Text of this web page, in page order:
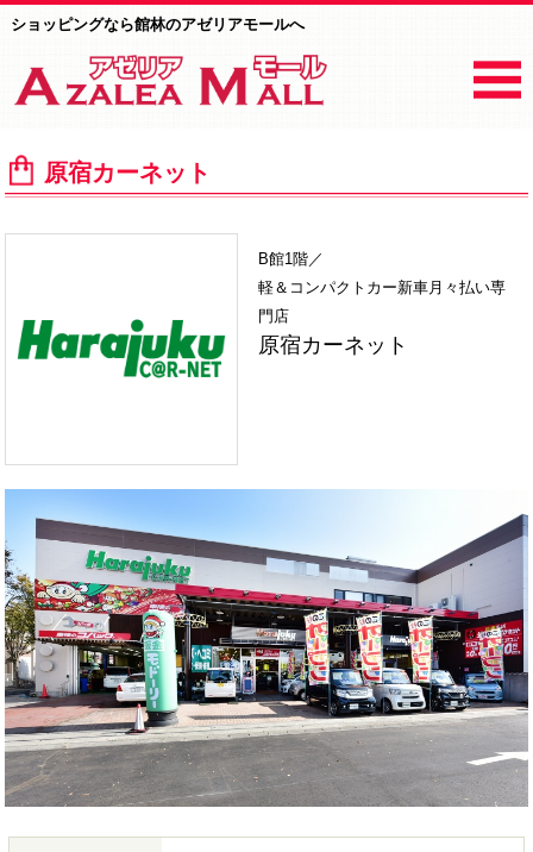
ショッピングなら館林のアゼリアモールへ
原宿カーネット
B館1階／
軽＆コンパクトカー新車月々払い専
門店
原宿カーネット